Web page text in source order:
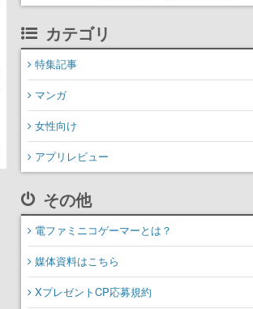
カテゴリ
特集記事
マンガ
女性向け
アプリレビュー
その他
電ファミニコゲーマーとは？
媒体資料はこちら
XプレゼントCP応募規約